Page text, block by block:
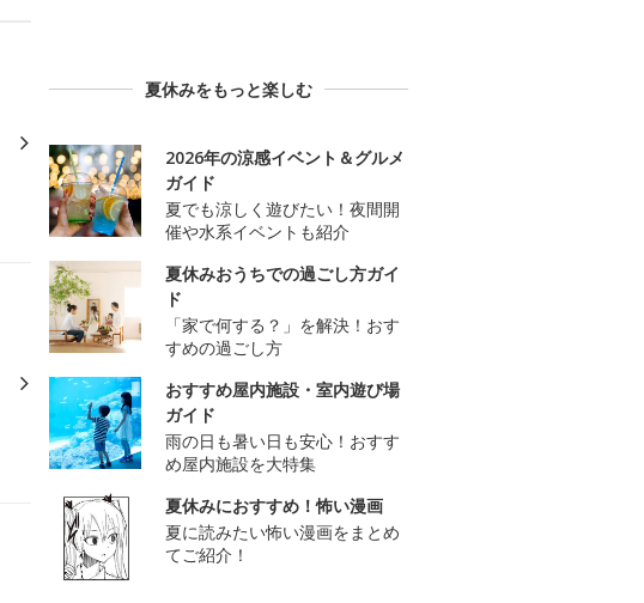
夏休みをもっと楽しむ
2026年の涼感イベント＆グルメ
ガイド
夏でも涼しく遊びたい！夜間開
催や水系イベントも紹介
夏休みおうちでの過ごし方ガイ
ド
「家で何する？」を解決！おす
すめの過ごし方
おすすめ屋内施設・室内遊び場
ガイド
雨の日も暑い日も安心！おすす
め屋内施設を大特集
夏休みにおすすめ！怖い漫画
夏に読みたい怖い漫画をまとめ
てご紹介！